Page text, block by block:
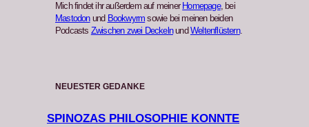
Mich findet ihr außerdem auf meiner Homepage, bei
Mastodonund Bookwyrm sowie bei meinen beiden
Podcasts Zwischen zwei DeckelnundWeltenflüstern.
NEUESTER GEDANKE
SPINOZAS PHILOSOPHIE KONNTE